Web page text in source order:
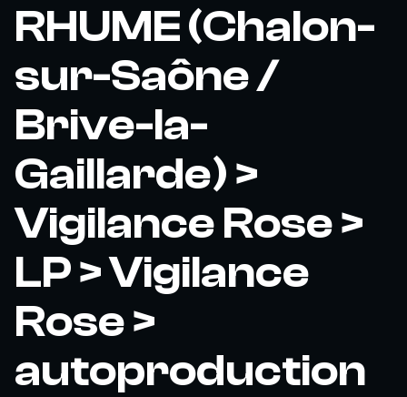
RHUME (Chalon-
sur-Saône /
Brive-la-
Gaillarde) >
Vigilance Rose >
LP > Vigilance
Rose >
autoproduction